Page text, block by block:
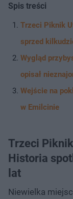
Spis treści
Trzeci Piknik
sprzed
Wygląd
opisał
Wejście na
w Emilcinie
Trzeci
Historia
lat
Niewielka